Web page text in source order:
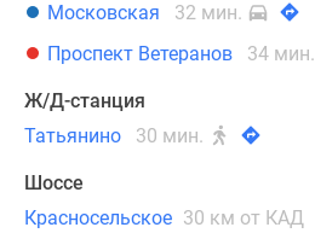
Московская
32 мин.
Проспект Ветеранов
34 мин.
Ж/Д-станция
Татьянино
30 мин.
Шоссе
Красносельское 30 км от КАД